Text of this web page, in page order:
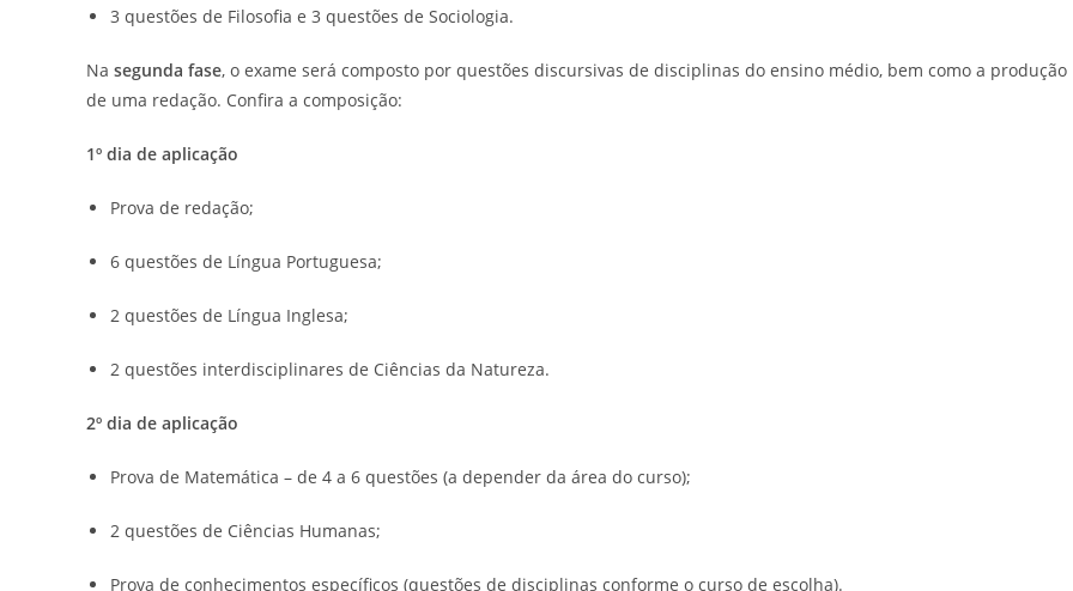
3 questões de Filosofia e 3 questões de Sociologia.
Na segunda fase, o exame será composto por questões discursivas de disciplinas do ensino médio, bem como a produção
de uma redação. Confira a composição:
1º dia de aplicação
Prova de redação;
6 questões de Língua Portuguesa;
2 questões de Língua Inglesa;
2 questões interdisciplinares de Ciências da Natureza.
2º dia de aplicação
Prova de Matemática – de 4 a 6 questões (a depender da área do curso);
2 questões de Ciências Humanas;
Prova de conhecimentos específicos (questões de disciplinas conforme o curso de escolha).